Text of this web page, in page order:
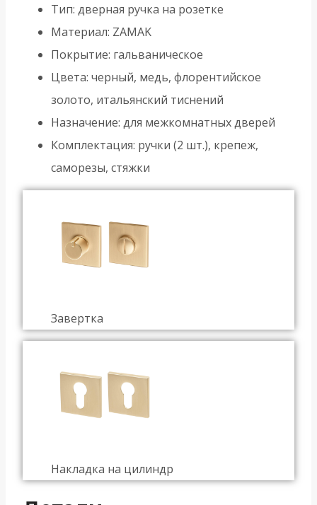
Тип: дверная ручка на розетке
Материал: ZAMAK
Покрытие: гальваническое
Цвета: черный, медь, флорентийское
золото, итальянский тиснений
Назначение: для межкомнатных дверей
Комплектация: ручки (2 шт.), крепеж,
саморезы, стяжки
Завертка
Накладка на цилиндр